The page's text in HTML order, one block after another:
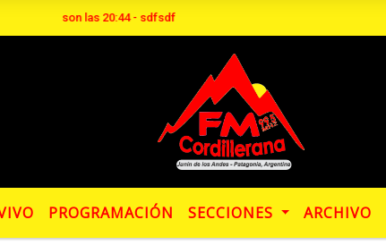
2026 y son las 20:44 - sdfsdf
PROGRAMACIÓN SECCIONES ARCHIVO